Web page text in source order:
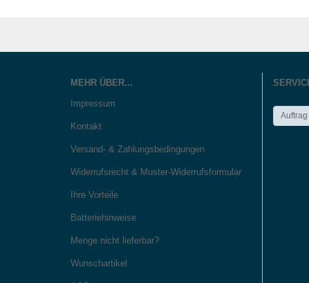
MEHR ÜBER...
Impressum
Kontakt
Versand- & Zahlungsbedingungen
Widerrufsrecht & Muster-Widerrufsformular
Ihre Vorteile
Batteriehinweise
Menge nicht lieferbar?
Wunschartikel